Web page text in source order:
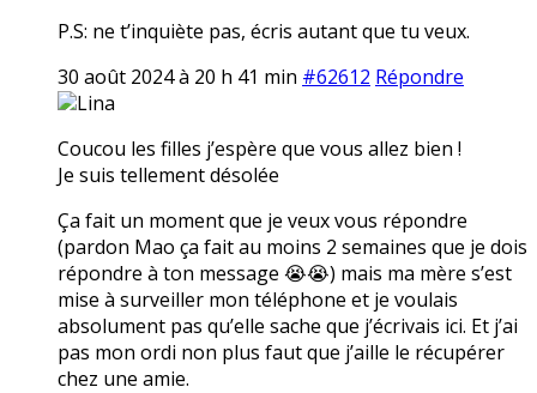
P.S: ne t’inquiète pas, écris autant que tu veux.
30 août 2024 à 20 h 41 min #62612 Répondre
Lina
Coucou les filles j’espère que vous allez bien !
Je suis tellement désolée
Ça fait un moment que je veux vous répondre
(pardon Mao ça fait au moins 2 semaines que je dois
répondre à ton message 😭😭) mais ma mère s’est
mise à surveiller mon téléphone et je voulais
absolument pas qu’elle sache que j’écrivais ici. Et j’ai
pas mon ordi non plus faut que j’aille le récupérer
chez une amie.